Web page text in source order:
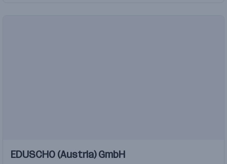
Einblicke
EDUSCHO (Austria) GmbH